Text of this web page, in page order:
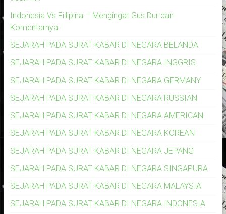
Indonesia Vs Fillipina – Mengingat Gus Dur dan
Komentarnya
SEJARAH PADA SURAT KABAR DI NEGARA BELANDA
SEJARAH PADA SURAT KABAR DI NEGARA INGGRIS
SEJARAH PADA SURAT KABAR DI NEGARA GERMANY
SEJARAH PADA SURAT KABAR DI NEGARA RUSSIAN
SEJARAH PADA SURAT KABAR DI NEGARA AMERICAN
SEJARAH PADA SURAT KABAR DI NEGARA KOREAN
SEJARAH PADA SURAT KABAR DI NEGARA JEPANG
SEJARAH PADA SURAT KABAR DI NEGARA SINGAPURA
SEJARAH PADA SURAT KABAR DI NEGARA MALAYSIA
SEJARAH PADA SURAT KABAR DI NEGARA INDONESIA